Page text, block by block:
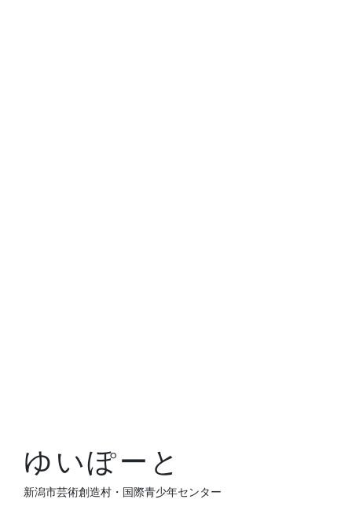
ゆいぽーと
新潟市芸術創造村・国際青少年センター